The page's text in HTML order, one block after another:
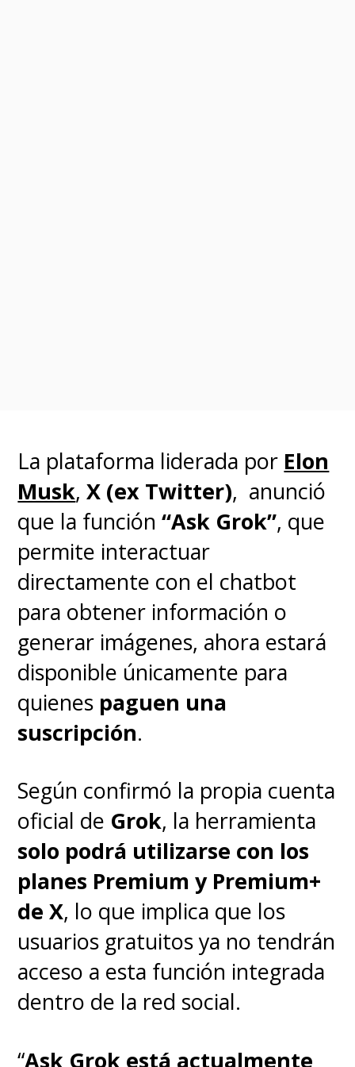
— Kimmy Bestie of Bunzy, Co-CEO Execubetch™️
(@EasyBakedOven)July 26, 2024
El post generó gran
descontento en la red social,
que el hecho de que la opción
esté activada por defecto es
una gran violación a la
protección de datos de los
usuarios.
Por suerte, solucionarlo es
bastante simple, pero
requiere un PC.
Para cambiar este ajuste, debes
abrir X/Twitter en el navegador
web de tu preferencia desde un
pc, iniciar sesión e ir aMás
La plataforma liderada por Elon
Musk,X (ex Twitter), anunció
que la función“Ask Grok”, que
permite interactuar
directamente con el chatbot
para obtener información o
generar imágenes, ahora estará
disponible únicamente para
quienes paguen una
suscripción.
Según confirmó la propia cuenta
oficial de Grok, la herramienta
solo podrá utilizarse con los
planes Premium y Premium+
de X, lo que implica que los
usuarios gratuitos ya no tendrán
acceso a esta función integrada
dentro de la red social.
“Ask Grok está actualmente